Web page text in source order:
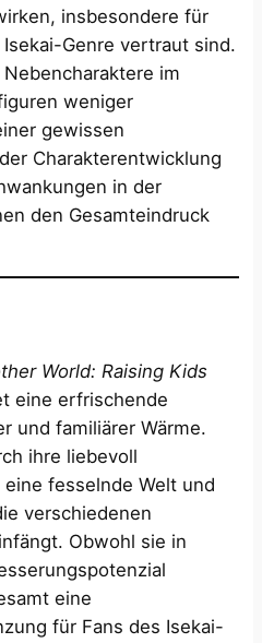
insbesondere für
Genre vertraut sind.
im
weniger
gewissen
Charakterentwicklung
in der
den Gesamteindruck
World: Raising Kids
eine erfrischende
und familiärer Wärme.
ihre liebevoll
fesselnde Welt und
verschiedenen
Obwohl sie in
eine
für Fans des Isekai-